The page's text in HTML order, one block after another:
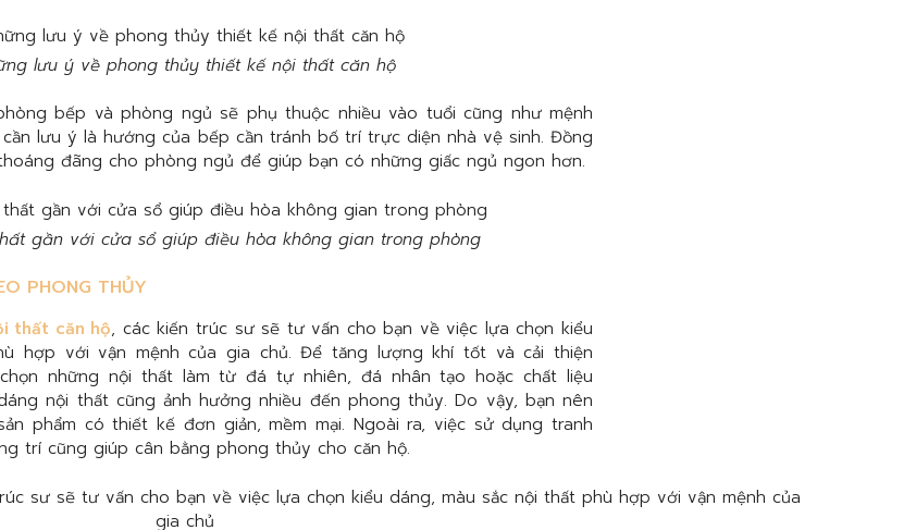
lưu ý về phong thủy thiết kế nội thất căn hộ
bếp và phòng ngủ sẽ phụ thuộc nhiều vào tuổi cũng như mệnh
lưu ý là hướng của bếp cần tránh bố trí trực diện nhà vệ sinh. Đồng
đãng cho phòng ngủ để giúp bạn có những giấc ngủ ngon hơn.
gần với cửa sổ giúp điều hòa không gian trong phòng
PHONG THỦY
thất căn hộ, các kiến trúc sư sẽ tư vấn cho bạn về việc lựa chọn kiểu
hợp với vận mệnh của gia chủ. Để tăng lượng khí tốt và cải thiện
những nội thất làm từ đá tự nhiên, đá nhân tạo hoặc chất liệu
nội thất cũng ảnh hưởng nhiều đến phong thủy. Do vậy, bạn nên
phẩm có thiết kế đơn giản, mềm mại. Ngoài ra, việc sử dụng tranh
trí cũng giúp cân bằng phong thủy cho căn hộ.